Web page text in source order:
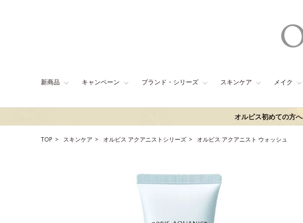
新商品 キャンペーン ブランド・シリーズ スキンケア メイク
オルビス初めての方へ
TOP スキンケア オルビス アクアニストシリーズ オルビス アクアニスト ウォッシュ